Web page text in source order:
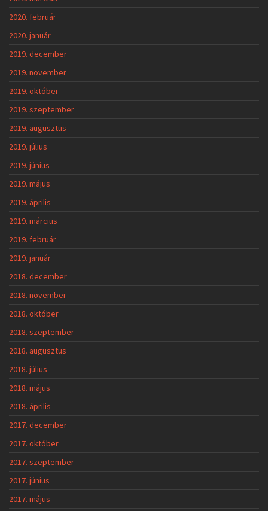
2020. február
2020. január
2019. december
2019. november
2019. október
2019. szeptember
2019. augusztus
2019. július
2019. június
2019. május
2019. április
2019. március
2019. február
2019. január
2018. december
2018. november
2018. október
2018. szeptember
2018. augusztus
2018. július
2018. május
2018. április
2017. december
2017. október
2017. szeptember
2017. június
2017. május